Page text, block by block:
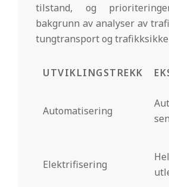
tilstand, og
bakgrunn av analyser av
tungtransport og
UTVIKLINGSTREKK
Automatisering
Elektrifisering